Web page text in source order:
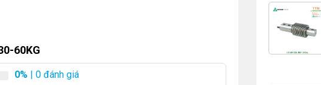
60KG
0% | 0 đánh giá